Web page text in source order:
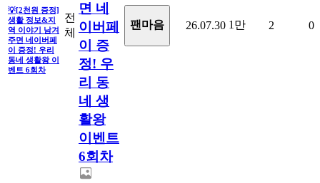
💡[2천원 증정]
생활 정보&지
역 이야기 남겨
주면 네이버페
이 증정! 우리
동네 생활왕 이
벤트 6회차
전
체
면 네
이버페
이 증
정! 우
리 동
네 생
활왕
이벤트
6회차
팬마음ㅤ 26.07.30 1만 2 0